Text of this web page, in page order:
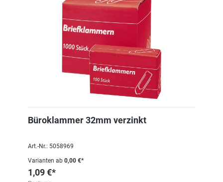
Büroklammer 32mm verzinkt
Art.-Nr.: 5058969
Varianten ab 0,00 €*
1,09 €*